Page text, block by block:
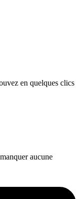
en quelques clics
aucune